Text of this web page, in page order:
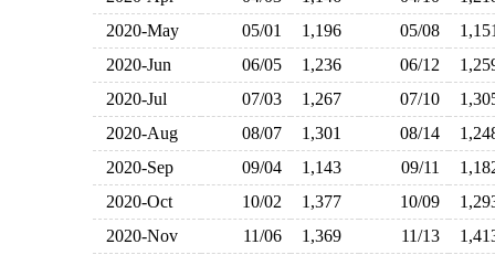
2020-May
05/01 1,196 05/08
2020-Jun
06/05 1,236 06/12
2020-Jul
07/03 1,267 07/10
2020-Aug
08/07 1,301 08/14
2020-Sep
09/04 1,143 09/11
2020-Oct
10/02 1,377 10/09
2020-Nov
11/06 1,369 11/13